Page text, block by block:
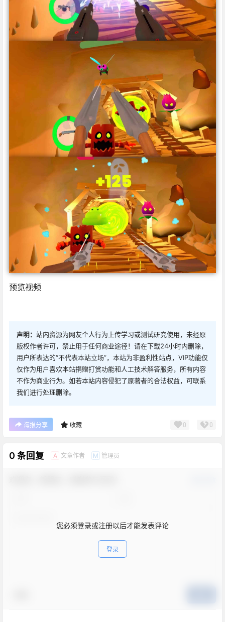
预览视频
声明： 站内资源为网友个人行为上传学习或测试研究使用，未经原
版权作者许可，禁止用于任何商业途径！请在下载24小时内删除，
用户所表达的“不代表本站立场”，本站为非盈利性站点，VIP功能仅
仅作为用户喜欢本站捐赠打赏功能和人工技术解答服务，所有内容
不作为商业行为。如若本站内容侵犯了原著者的合法权益，可联系
我们进行处理删除。
海报分享 收藏 0 0
0 条回复 A 文章作者 M 管理员
您必须登录或注册以后才能发表评论
登录